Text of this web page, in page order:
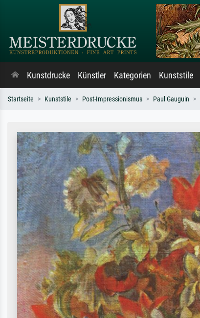
Kunstdrucke Künstler Kategorien Kunststile
Startseite Kunststile Post-Impressionismus Paul Gauguin